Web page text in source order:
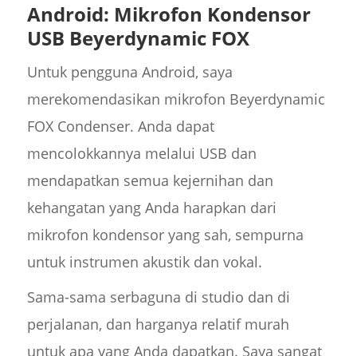
Android: Mikrofon Kondensor
USB Beyerdynamic FOX
Untuk pengguna Android, saya
merekomendasikan mikrofon Beyerdynamic
FOX Condenser. Anda dapat
mencolokkannya melalui USB dan
mendapatkan semua kejernihan dan
kehangatan yang Anda harapkan dari
mikrofon kondensor yang sah, sempurna
untuk instrumen akustik dan vokal.
Sama-sama serbaguna di studio dan di
perjalanan, dan harganya relatif murah
untuk apa yang Anda dapatkan. Saya sangat